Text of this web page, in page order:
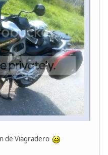
de Viagradero